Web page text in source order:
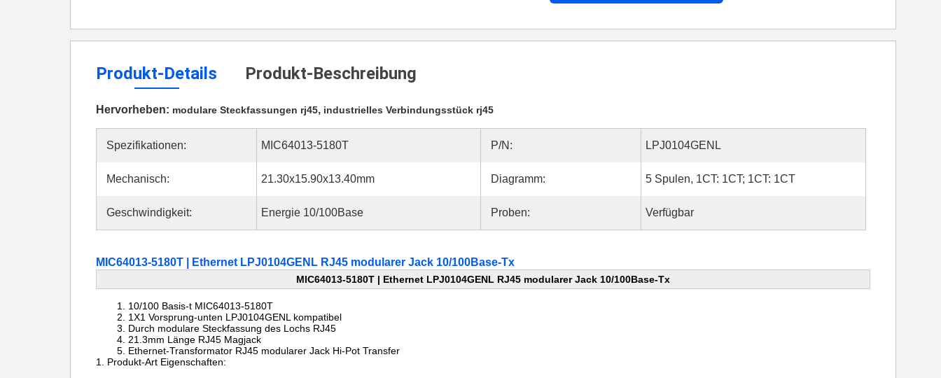
Produkt-Details Produkt-Beschreibung
Hervorheben: modulare Steckfassungen rj45, industrielles Verbindungsstück rj45
Spezifikationen: MIC64013-5180T P/N: LPJ0104GENL
Mechanisch: 21.30x15.90x13.40mm Diagramm: 5 Spulen, 1CT: 1CT; 1CT: 1CT
Geschwindigkeit: Energie 10/100Base Proben: Verfügbar
MIC64013-5180T | Ethernet LPJ0104GENL RJ45 modularer Jack 10/100Base-Tx
MIC64013-5180T | Ethernet LPJ0104GENL RJ45 modularer Jack 10/100Base-Tx
10/100 Basis-t MIC64013-5180T
1X1 Vorsprung-unten LPJ0104GENL kompatibel
Durch modulare Steckfassung des Lochs RJ45
21.3mm Länge RJ45 Magjack
Ethernet-Transformator RJ45 modularer Jack Hi-Pot Transfer
1. Produkt-Art Eigenschaften: